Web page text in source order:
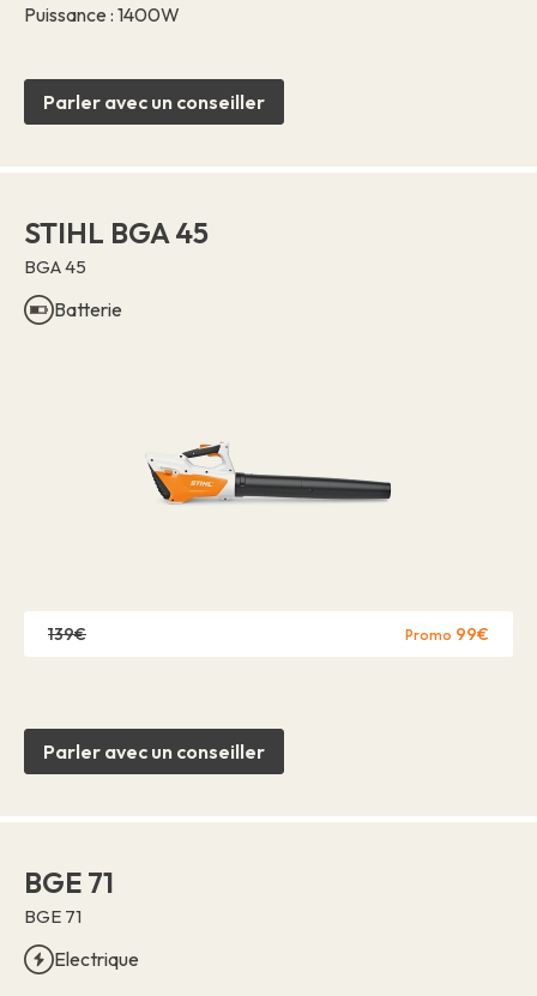
Puissance : 1400W
Parler avec un conseiller
STIHL BGA 45
BGA 45
Batterie
139€ Promo 99€
Parler avec un conseiller
BGE 71
BGE 71
Electrique